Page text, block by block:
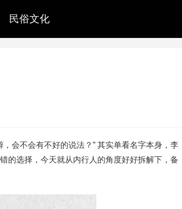
民俗文化
，会不会有不好的说法？” 其实单看名字本身，李
的选择，今天就从内行人的角度好好拆解下，备